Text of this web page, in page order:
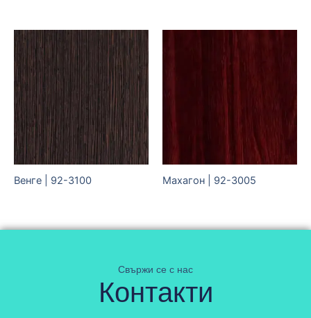
Венге | 92-3100 Махагон | 92-3005
Свържи се с нас
Контакти